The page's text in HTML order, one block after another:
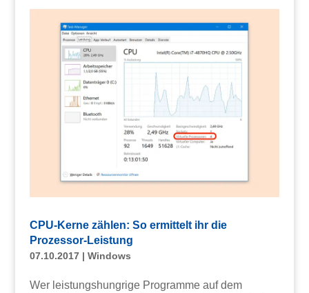
CPU-Kerne zählen: So ermittelt ihr die
Prozessor-Leistung
07.10.2017| Windows
Wer leistungshungrige Programme auf dem